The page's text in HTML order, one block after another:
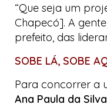
“Que seja um
Chapecó]. A
prefeito, das
SOBE LÁ, SOBE
Para concorrer a
Ana Paula da Silva